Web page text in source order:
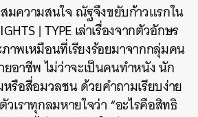
มความสนใจ ณัฐจึงขยับก้าวแรกใน
| TYPE เล่าเรื่องจากตัวอักษร
าพเหมือนที่เรียงร้อยมาจากกลุ่มคน
อาชีพ ไม่ว่าจะเป็นคนทำหนัง นัก
รือสื่อมวลชน ด้วยคำถามเรียบง่าย
เราทุกลมหายใจว่า “อะไรคือสิทธิ
TWEET LINE EMAIL